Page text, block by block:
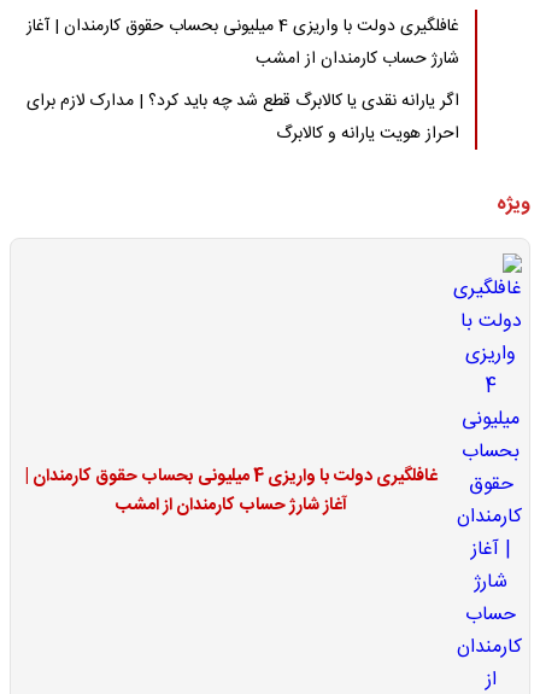
غافلگیری دولت با واریزی 4 میلیونی بحساب حقوق کارمندان | آغاز
شارژ حساب کارمندان از امشب
اگر یارانه نقدی یا کالابرگ قطع شد چه باید کرد؟ | مدارک لازم برای
احراز هویت یارانه و کالابرگ
ویژه
غافلگیری دولت با واریزی 4 میلیونی بحساب حقوق کارمندان |
آغاز شارژ حساب کارمندان از امشب